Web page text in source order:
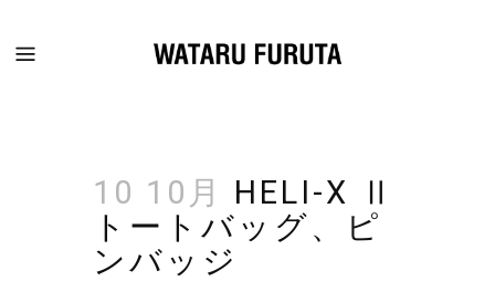
10 10月
HELI-X Ⅱ
トートバッグ、ピ
ンバッジ